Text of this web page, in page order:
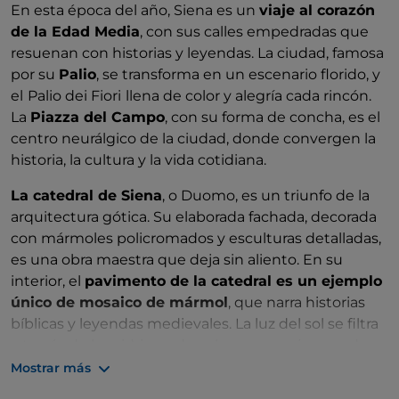
sin probar ellampredotto, un bocadillo tradicional
que encarna la esencia de la cocina toscana. La
primavera es el momento perfecto para degustar los
platos de temporada, acompañados de una copa
deChianti , el vino emblemático de la región.
La Piazza della Signoria, con su imponente fuente de
Neptuno y el Palazzo Vecchio, un museo a cielo
cotidiana, creando un vínculo indisoluble entre el
pasado y el presente. Un paseo por esta zona te
permitirá descubrir algunas de las esculturas más
famosas del mundo, como el David de Miguel
Ángel, situado en la Galería de la Academia.
En resumen, Florencia en esta estación es una
históricas hasta sus jardines secretos, desde su arte
En esta época del año, Siena es un viaje al corazón
de la Edad Media, con sus calles empedradas que
resuenan con historias y leyendas. La ciudad, famosa
por su Palio, se transforma en un escenario florido, y
el Palio dei Fiori llena de color y alegría cada rincón.
La Piazza del Campo, con su forma de concha, es el
centro neurálgico de la ciudad, donde convergen la
historia, la cultura y la vida cotidiana.
La catedral de Siena, o Duomo, es un triunfo de la
arquitectura gótica. Su elaborada fachada, decorada
con mármoles policromados y esculturas detalladas,
es una obra maestra que deja sin aliento. En su
interior, el pavimento de la catedral es un ejemplo
único de mosaico de mármol, que narra historias
bíblicas y leyendas medievales. La luz del sol se filtra
luz que realzan la belleza de este lugar sagrado.
Mostrar más